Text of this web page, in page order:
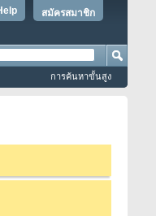
สมัครสมาชิก
การค้นหาขั้นสูง